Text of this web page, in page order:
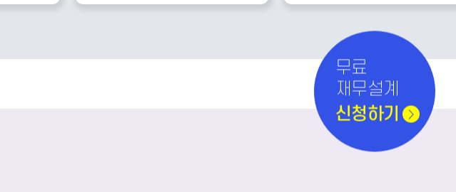
무료
재무설계
신청하기